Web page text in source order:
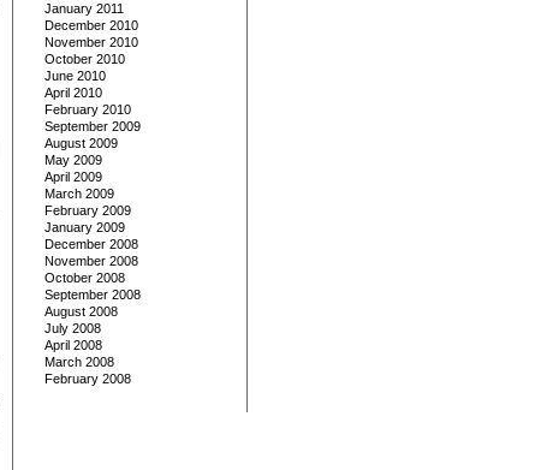
January 2011
December 2010
November 2010
October 2010
June 2010
April 2010
February 2010
September 2009
August 2009
May 2009
April 2009
March 2009
February 2009
January 2009
December 2008
November 2008
October 2008
September 2008
August 2008
July 2008
April 2008
March 2008
February 2008